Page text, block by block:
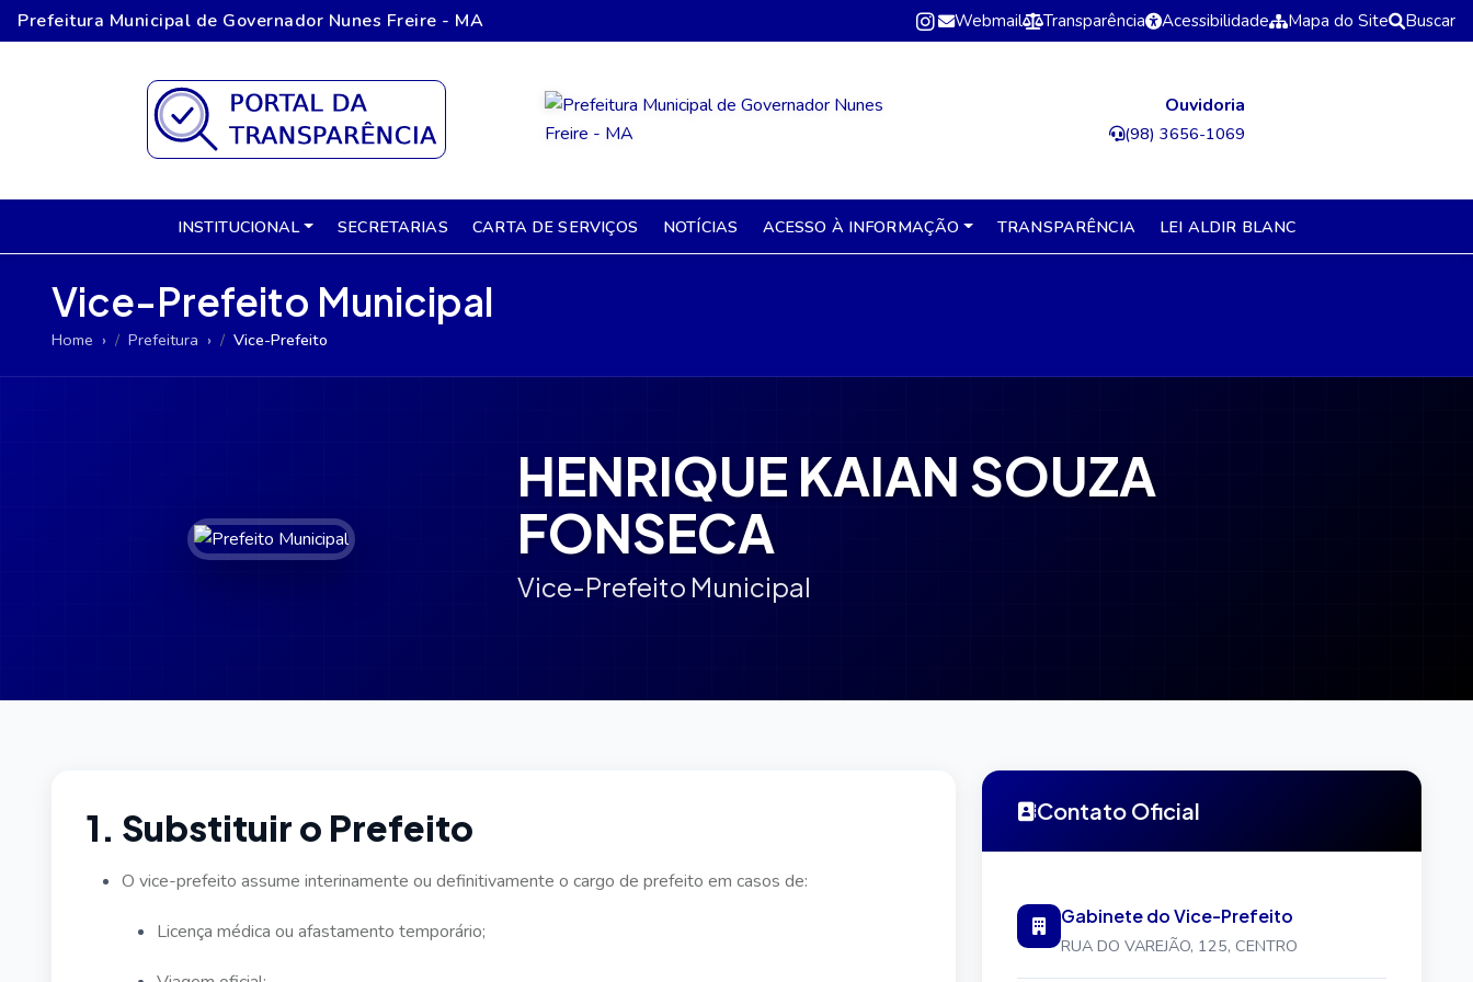
Prefeitura Municipal de Governador Nunes Freire - MA Webmail Transparência Acessibilidade Mapa do Site Buscar
Ouvidoria
(98) 3656-1069
INSTITUCIONAL SECRETARIAS CARTA DE SERVIÇOS NOTÍCIAS ACESSO À INFORMAÇÃO TRANSPARÊNCIA LEI ALDIR BLANC
Vice-Prefeito Municipal
Home Prefeitura Vice-Prefeito
HENRIQUE KAIAN SOUZA
FONSECA
Vice-Prefeito Municipal
1. Substituir o Prefeito
O vice-prefeito assume interinamente ou definitivamente o cargo de prefeito em casos de:
Licença médica ou afastamento temporário;
Contato Oficial
Gabinete do Vice-Prefeito
RUA DO VAREJÃO, 125, CENTRO